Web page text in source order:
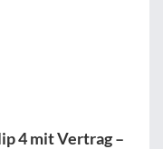
4 mit Vertrag –